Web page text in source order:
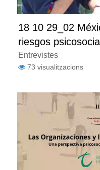
18 10 29_02
riesgos
Entrevistes
73 visualitzacions